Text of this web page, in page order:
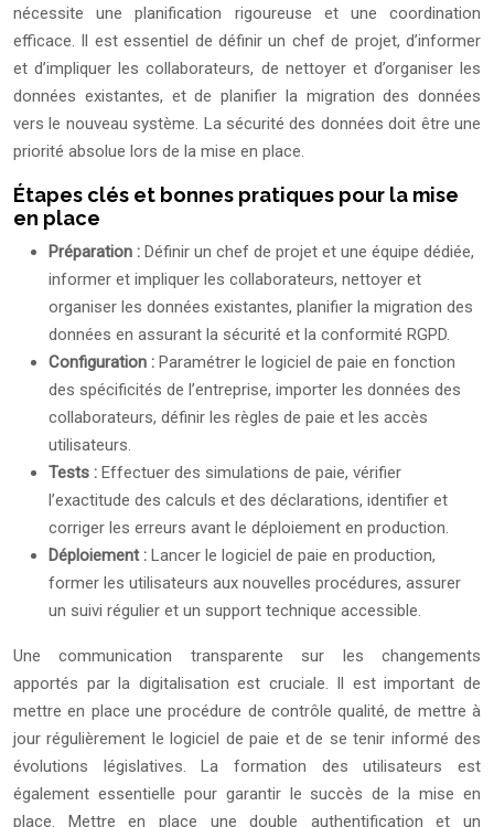
nécessite une planification rigoureuse et une coordination
efficace. Il est essentiel de définir un chef de projet, d’informer
et d’impliquer les collaborateurs, de nettoyer et d’organiser les
données existantes, et de planifier la migration des données
vers le nouveau système. La sécurité des données doit être une
priorité absolue lors de la mise en place.
Étapes clés et bonnes pratiques pour la mise
en place
Préparation : Définir un chef de projet et une équipe dédiée,
informer et impliquer les collaborateurs, nettoyer et
organiser les données existantes, planifier la migration des
données en assurant la sécurité et la conformité RGPD.
Configuration : Paramétrer le logiciel de paie en fonction
des spécificités de l’entreprise, importer les données des
collaborateurs, définir les règles de paie et les accès
utilisateurs.
Tests : Effectuer des simulations de paie, vérifier
l’exactitude des calculs et des déclarations, identifier et
corriger les erreurs avant le déploiement en production.
Déploiement : Lancer le logiciel de paie en production,
former les utilisateurs aux nouvelles procédures, assurer
un suivi régulier et un support technique accessible.
Une communication transparente sur les changements
apportés par la digitalisation est cruciale. Il est important de
mettre en place une procédure de contrôle qualité, de mettre à
jour régulièrement le logiciel de paie et de se tenir informé des
évolutions législatives. La formation des utilisateurs est
également essentielle pour garantir le succès de la mise en
place. Mettre en place une double authentification et un